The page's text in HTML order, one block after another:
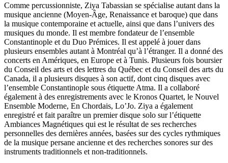
Comme percussionniste, Ziya Tabassian se spécialise autant dans la
musique ancienne (Moyen-Âge, Renaissance et baroque) que dans
la musique contemporaine et actuelle, ainsi que dans l’univers des
musiques du monde. Il est membre fondateur de l’ensemble
Constantinople et du Duo Prémices. Il est appelé à jouer dans
plusieurs ensembles autant à Montréal qu’à l’étranger. Il a donné des
concerts en Amériques, en Europe et à Tunis. Plusieurs fois boursier
du Conseil des arts et des lettres du Québec et du Conseil des arts du
Canada, il a plusieurs disques à son actif, dont cinq disques avec
l’ensemble Constantinople sous étiquette Atma. Il a collaboré
également à des enregistrements avec le Kronos Quartet, le Nouvel
Ensemble Moderne, En Chordais, Lo’Jo. Ziya a également
enregistré et fait paraître un premier disque solo sur l’étiquette
Ambiances Magnétiques qui est le résultat de ses recherches
personnelles des dernières années, basées sur des cycles rythmiques
de la musique persane ancienne et des recherches sonores sur des
instruments traditionnels et non-traditionnels.